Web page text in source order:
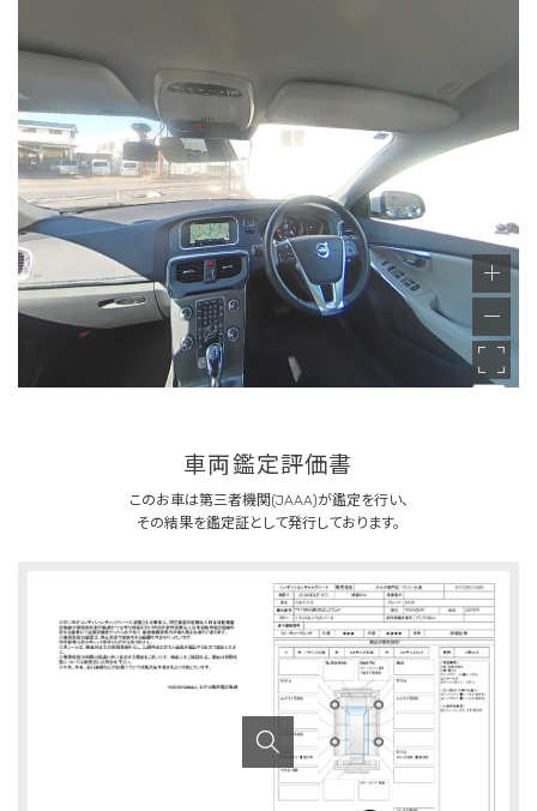
車両鑑定評価書
このお車は第三者機関(JAAA)が鑑定を行い、
その結果を鑑定証として発行しております。